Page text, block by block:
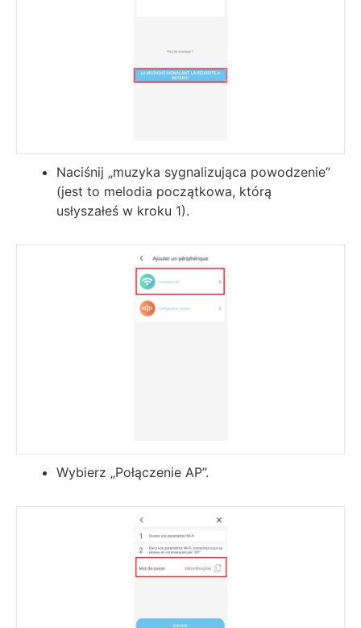
Naciśnij „muzyka sygnalizująca powodzenie”
(jest to melodia początkowa, którą
usłyszałeś w kroku 1).
Wybierz „Połączenie AP”.